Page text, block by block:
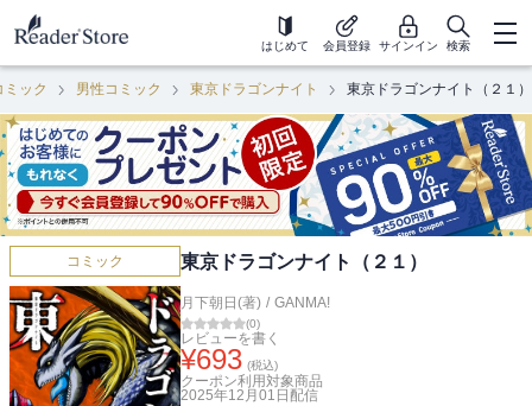
はじめて 会員登録 サインイン 検索
ミック 男性コミック 東京ドラゴンナイト 東京ドラゴンナイト（２１）
コミック 東京ドラゴンナイト（２１）
月下朝日(著) / GANMA!
(0)
レビューを書く
¥693 (税込)
クーポン利用対象商品
2025年12月01日 配信